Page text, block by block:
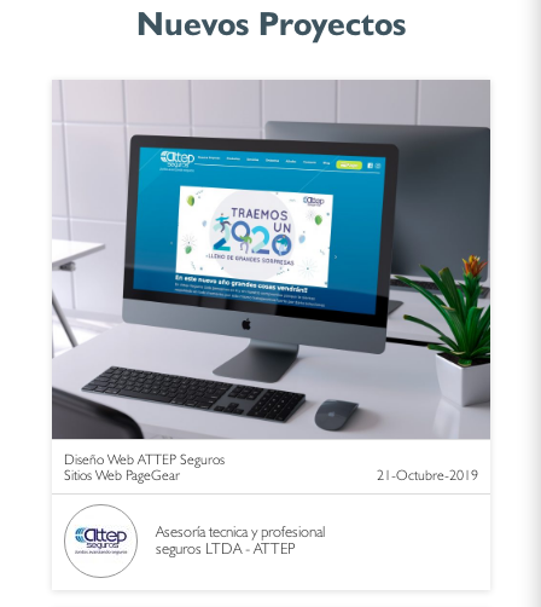
Nuevos Proyectos
Diseño Web ATTEP Seguros
Sitios Web PageGear
21-Octubre-2019
Asesoría tecnica y profesional
seguros LTDA - ATTEP